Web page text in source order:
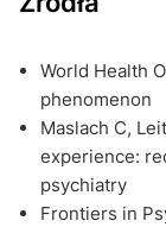
World Health
phenomenon
Maslach C,
experience:
psychiatry
Frontiers in